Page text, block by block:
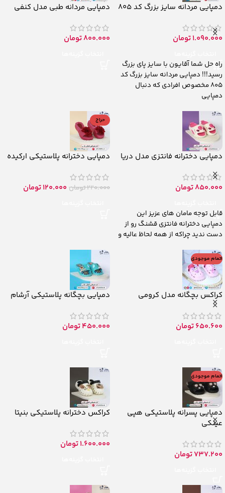
دمپایی مردانه سایز بزرگ کد 805
1.090.000تومان
راه حل شما آقایون با سایز پای بزرگ
رسید!!! دمپایی مردانه سایز بزرگ کد
805 مخصوص افرادی که دنبال
دمپایی
دمپایی مردانه طبی مدل کنفی
800.000تومان
دمپایی دخترانه فانتزی مدل دریا
850.000تومان
قابل توجه مامان های عزیز این
دمپایی دخترانه فانتزی قشنگ رو از
دست ندید چراکه از همه لحاظ عالیه و
حراج
دمپایی دخترانه پلاستیکی ارکیده
220.000تومان 120.000تومان
اتمام موجودی
کراکس بچگانه مدل کرومی
650.600تومان
دمپایی بچگانه پلاستیکی آرشام
450.000تومان
اتمام موجودی
دمپایی پسرانه پلاستیکی هپی
عینکی
737.200تومان
کراکس دخترانه پلاستیکی بنیتا
1.600.000تومان